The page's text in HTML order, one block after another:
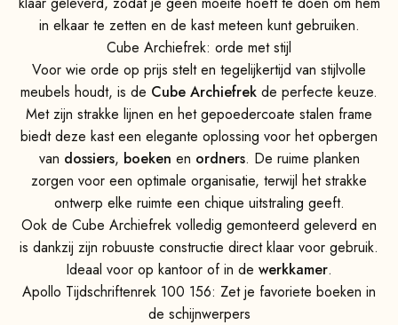
in elkaar te zetten en de kast meteen kunt gebruiken.
Cube Archiefrek: orde met stijl
Voor wie orde op prijs stelt en tegelijkertijd van stijlvolle
meubels houdt, is de Cube Archiefrek de perfecte keuze.
Met zijn strakke lijnen en het gepoedercoate stalen frame
biedt deze kast een elegante oplossing voor het opbergen
van dossiers, boeken en ordners. De ruime planken
zorgen voor een optimale organisatie, terwijl het strakke
ontwerp elke ruimte een chique uitstraling geeft.
Ook de Cube Archiefrek volledig gemonteerd geleverd en
is dankzij zijn robuuste constructie direct klaar voor gebruik.
Ideaal voor op kantoor of in de werkkamer.
Apollo Tijdschriftenrek 100 156: Zet je favoriete boeken in
de schijnwerpers